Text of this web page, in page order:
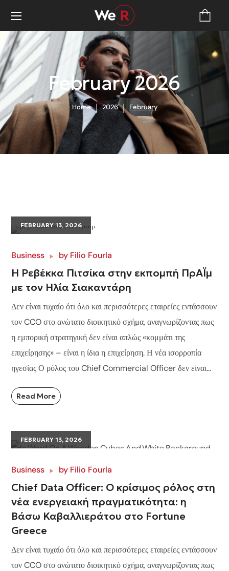
February 2026
Home 2026 February
FEBRUARY 13, 2026
Business by Filio Fourla
Η Ρεβέκκα Πιτσίκα στην εκπομπή ΠρΑΪμ
με τον Ηλία Σιακαντάρη
Δεν είναι τυχαίο ότι όλο και περισσότερες εταιρείες εντάσσουν
τον CCO στο ανώτατο διοικητικό σχήμα, αναγνωρίζοντας πως
η εμπορική στρατηγική δεν είναι απλώς «κομμάτι της
επιχείρησης» – είναι η ίδια η επιχείρηση. Η νέα ισορροπία
ηγεσίας Ο ρόλος του Chief Commercial Officer δεν είναι...
Read More
FEBRUARY 13, 2026
Business by Filio Fourla
Chief Data Officer: Ο κρίσιμος ρόλος στη
νέα ενεργειακή πραγματικότητα: η
Βάσω Καβαλλιεράτου στο Fortune
Greece
Δεν είναι τυχαίο ότι όλο και περισσότερες εταιρείες εντάσσουν
τον CCO στο ανώτατο διοικητικό σχήμα, αναγνωρίζοντας πως